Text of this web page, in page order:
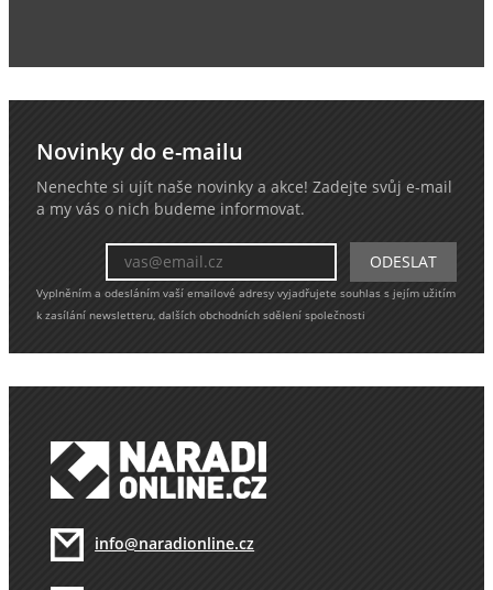
Novinky do e-mailu
Nenechte si ujít naše novinky a akce! Zadejte svůj e-mail
a my vás o nich budeme informovat.
Vyplněním a odesláním vaší emailové adresy vyjadřujete souhlas s jejím užitím
k zasílání newsletteru, dalších obchodních sdělení společnosti
info@naradionline.cz